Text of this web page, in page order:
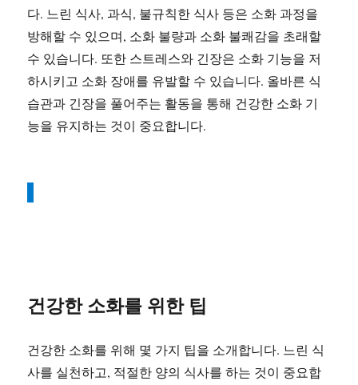
다. 느린 식사, 과식, 불규칙한 식사 등은 소화 과정을
방해할 수 있으며, 소화 불량과 소화 불쾌감을 초래할
수 있습니다. 또한 스트레스와 긴장은 소화 기능을 저
하시키고 소화 장애를 유발할 수 있습니다. 올바른 식
습관과 긴장을 풀어주는 활동을 통해 건강한 소화 기
능을 유지하는 것이 중요합니다.
건강한 소화를 위한 팁
건강한 소화를 위해 몇 가지 팁을 소개합니다. 느린 식
사를 실천하고, 적절한 양의 식사를 하는 것이 중요합